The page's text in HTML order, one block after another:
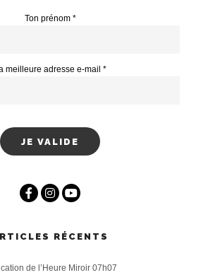
Ton prénom *
meilleure adresse e-mail *
RÉCENTS
de l’Heure Miroir 07h07